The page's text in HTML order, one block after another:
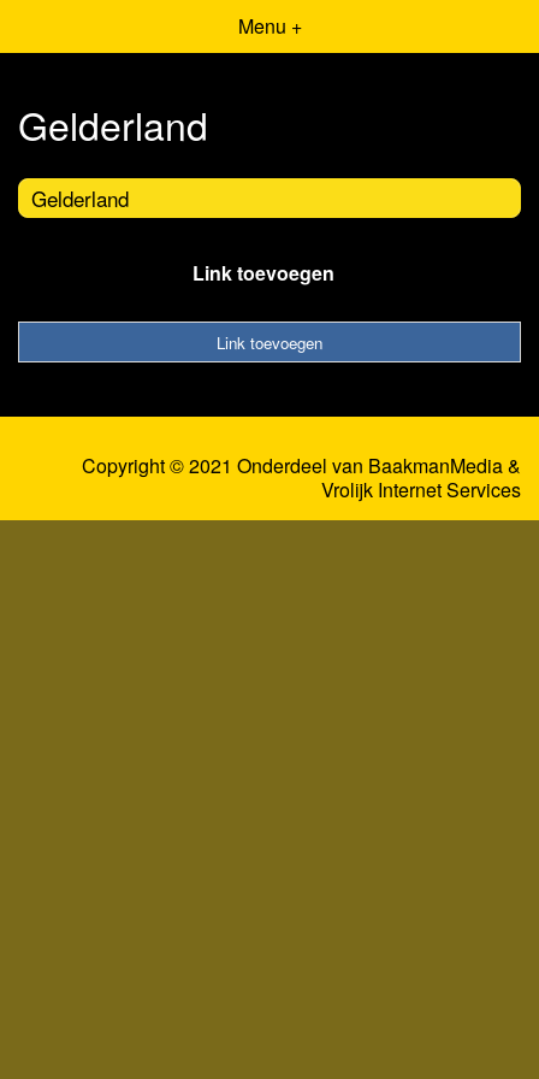
Menu +
Gelderland
Gelderland
Link toevoegen
Link toevoegen
Copyright © 2021 Onderdeel van BaakmanMedia&
Vrolijk Internet Services